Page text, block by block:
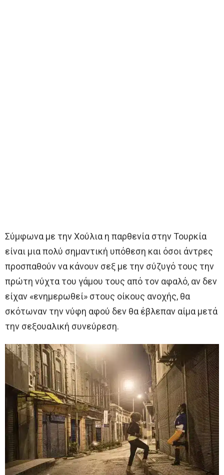
Σύμφωνα με την Χούλια η παρθενία στην Τουρκία
είναι μια πολύ σημαντική υπόθεση και όσοι άντρες
προσπαθούν να κάνουν σεξ με την σύζυγό τους την
πρώτη νύχτα του γάμου τους από τον αφαλό, αν δεν
είχαν «ενημερωθεί» στους οίκους ανοχής, θα
σκότωναν την νύφη αφού δεν θα έβλεπαν αίμα μετά
την σεξουαλική συνεύρεση.